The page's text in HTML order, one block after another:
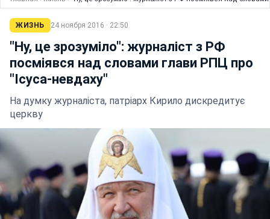
ЖИЗНЬ 24 ноября 2016 · 22:50
"Ну, це зрозуміло": журналіст з РФ
посміявся над словами глави РПЦ про
"Ісуса-невдаху"
На думку журналіста, патріарх Кирило дискредитує
церкву